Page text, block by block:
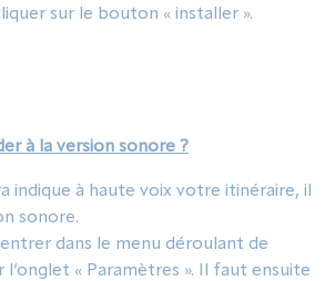
sur le bouton « installer ».
à la version sonore ?
indique à haute voix votre itinéraire, il
sonore.
dans le menu déroulant de
l’onglet « Paramètres ». Il faut ensuite